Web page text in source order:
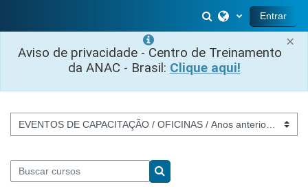
×
Aviso de privacidade - Centro de Treinamento
da ANAC - Brasil: Clique aqui!
Alternar entrada
Entrar
Categorias de Cursos
Buscar cursos
Buscar cursos